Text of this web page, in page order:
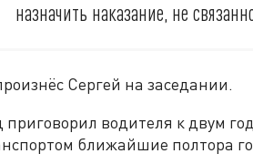
назначить наказание, не
Сергей на заседании.
приговорил водителя к двум
ближайшие полтора